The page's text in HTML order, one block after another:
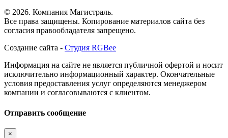
© 2026. Компания Магистраль.
Все права защищены. Копирование материалов сайта без
согласия правообладателя запрещено.
Создание сайта - Студия RGBee
Информация на сайте не является публичной офертой и носит
исключительно информационный характер. Окончательные
условия предоставления услуг определяются менеджером
компании и согласовываются с клиентом.
Отправить сообщение
×